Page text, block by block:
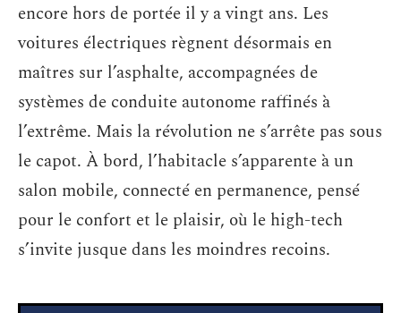
encore hors de portée il y a vingt ans. Les
voitures électriques règnent désormais en
maîtres sur l’asphalte, accompagnées de
systèmes de conduite autonome raffinés à
l’extrême. Mais la révolution ne s’arrête pas sous
le capot. À bord, l’habitacle s’apparente à un
salon mobile, connecté en permanence, pensé
pour le confort et le plaisir, où le high-tech
s’invite jusque dans les moindres recoins.